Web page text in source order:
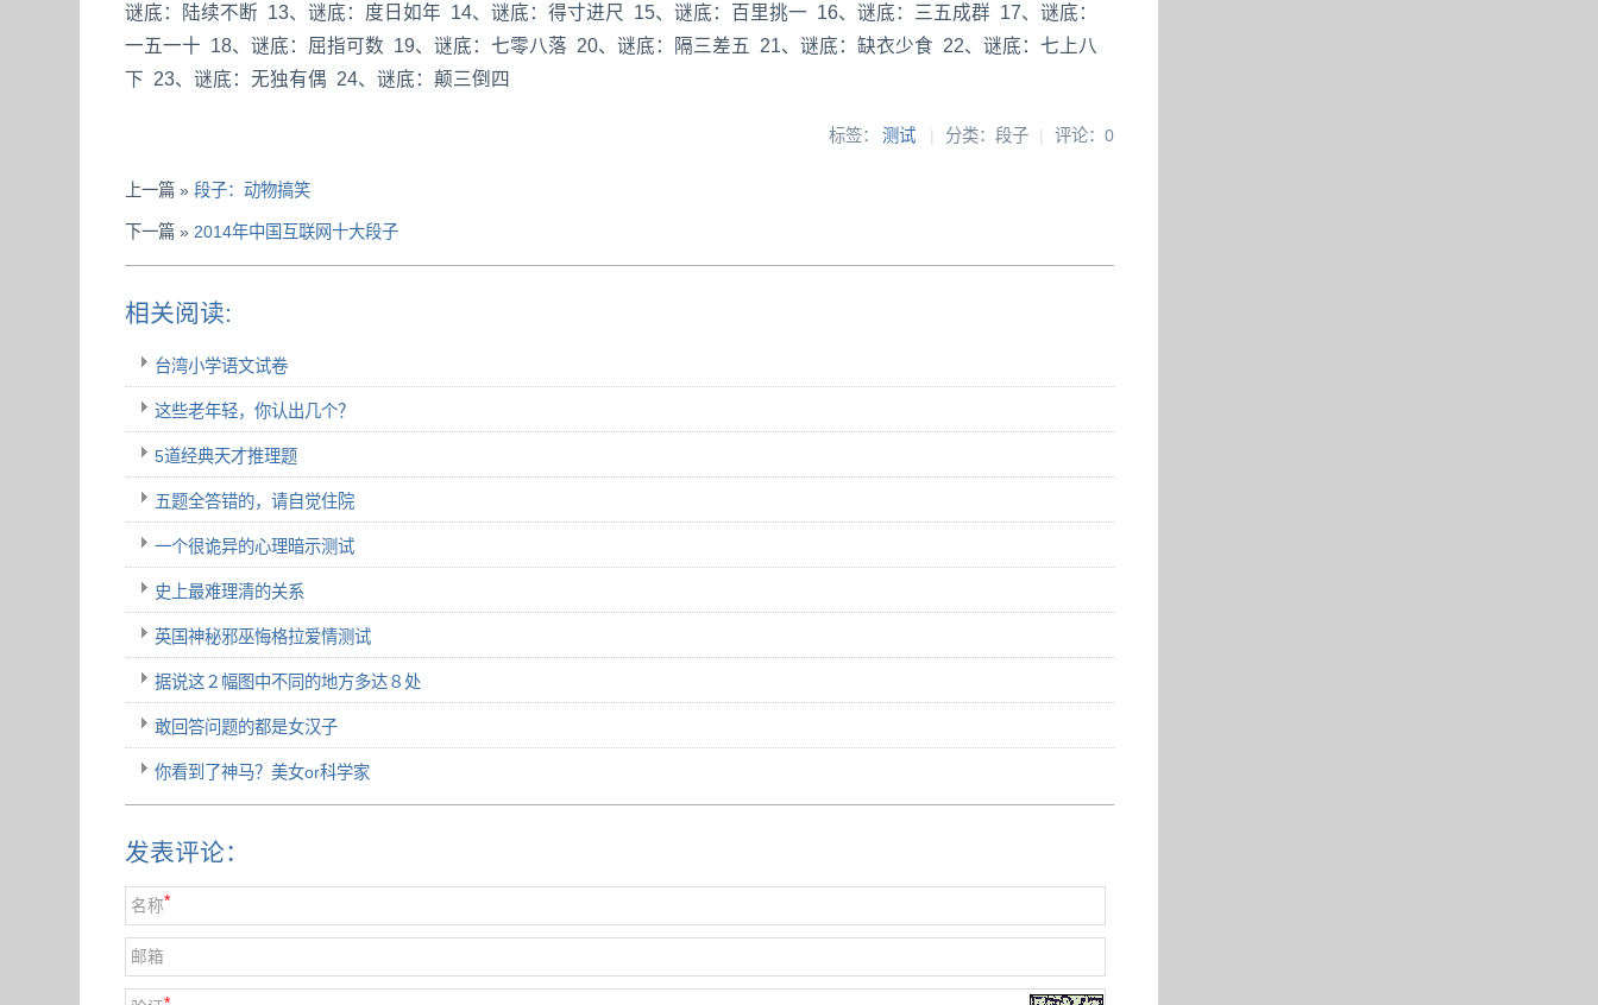
谜底：陆续不断 13、谜底：度日如年 14、谜底：得寸进尺 15、谜底：百里挑一 16、谜底：三五成群 17、谜底：
一五一十 18、谜底：屈指可数 19、谜底：七零八落 20、谜底：隔三差五 21、谜底：缺衣少食 22、谜底：七上八
下 23、谜底：无独有偶 24、谜底：颠三倒四
标签： 测试 | 分类：段子| 评论：0
上一篇 »段子：动物搞笑
下一篇 » 2014年中国互联网十大段子
相关阅读:
台湾小学语文试卷
这些老年轻，你认出几个？
5道经典天才推理题
五题全答错的，请自觉住院
一个很诡异的心理暗示测试
史上最难理清的关系
英国神秘邪巫悔格拉爱情测试
据说这２幅图中不同的地方多达８处
敢回答问题的都是女汉子
你看到了神马？美女or科学家
发表评论：
名称*
邮箱